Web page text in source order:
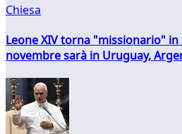
Chiesa
Leone XIV torna "missionario" in
novembre sarà in Uruguay,